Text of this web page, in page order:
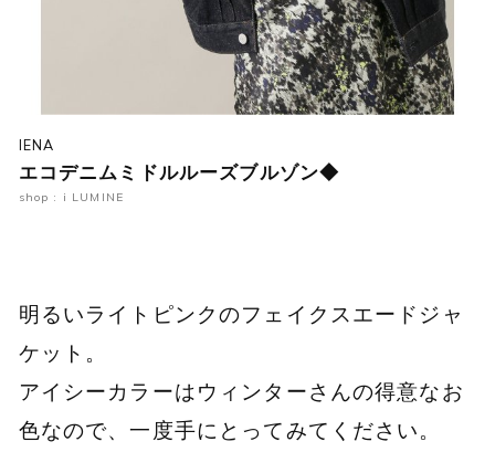
IENA
エコデニムミドルルーズブルゾン◆
shop : i LUMINE
明るいライトピンクのフェイクスエードジャ
ケット。
アイシーカラーはウィンターさんの得意なお
色なので、一度手にとってみてください。